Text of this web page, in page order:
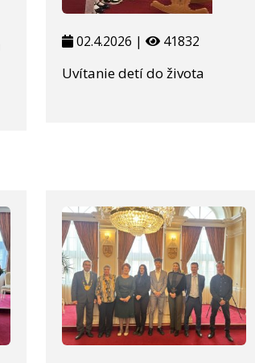
02.4.2026 | 41832
Uvítanie detí do života